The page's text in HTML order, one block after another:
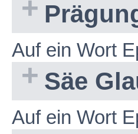
Auf ein Wort
Säe
Auf ein Wort